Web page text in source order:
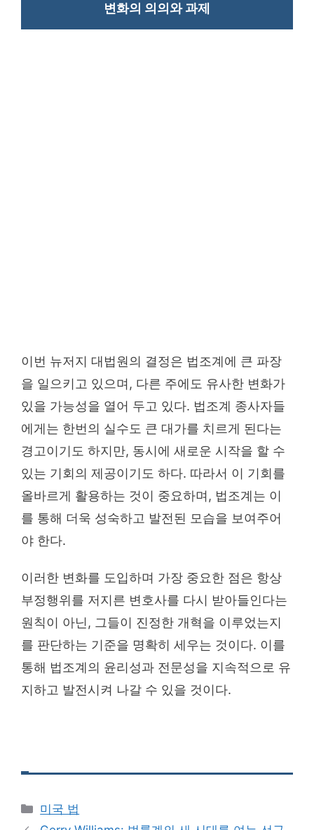
변화의 의의와 과제
이번 뉴저지 대법원의 결정은 법조계에 큰 파장
을 일으키고 있으며, 다른 주에도 유사한 변화가
있을 가능성을 열어 두고 있다. 법조계 종사자들
에게는 한번의 실수도 큰 대가를 치르게 된다는
경고이기도 하지만, 동시에 새로운 시작을 할 수
있는 기회의 제공이기도 하다. 따라서 이 기회를
올바르게 활용하는 것이 중요하며, 법조계는 이
를 통해 더욱 성숙하고 발전된 모습을 보여주어
야 한다.
이러한 변화를 도입하며 가장 중요한 점은 항상
부정행위를 저지른 변호사를 다시 받아들인다는
원칙이 아닌, 그들이 진정한 개혁을 이루었는지
를 판단하는 기준을 명확히 세우는 것이다. 이를
통해 법조계의 윤리성과 전문성을 지속적으로 유
지하고 발전시켜 나갈 수 있을 것이다.
Categories
미국 법